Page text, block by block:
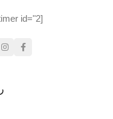
[elfsight_countdown_timer id="2"]